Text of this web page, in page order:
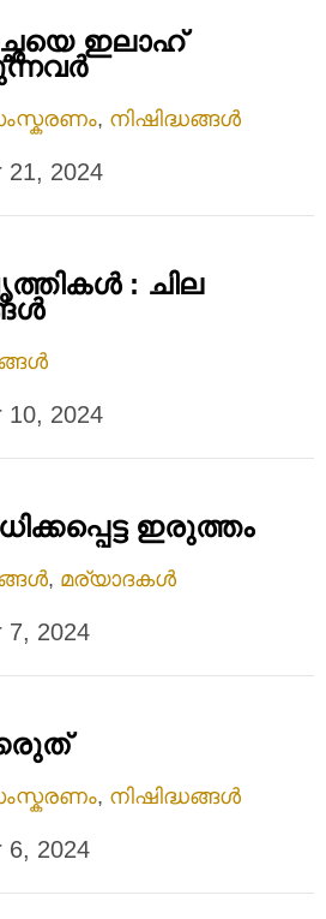
ഇലാഹ്
, നിഷിദ്ധങ്ങൾ
21, 2024
: ചില
10, 2024
ഇരുത്തം
, മര്യാദകൾ
7, 2024
, നിഷിദ്ധങ്ങൾ
6, 2024